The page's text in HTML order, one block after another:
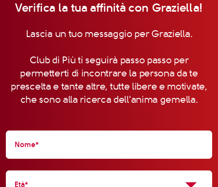
Verifica la tua affinità con Graziella!
Lascia un tuo messaggio per Graziella.
Club di Più ti seguirà passo passo per
permetterti di incontrare la persona da te
prescelta e tante altre, tutte libere e motivate,
che sono alla ricerca dell'anima gemella.